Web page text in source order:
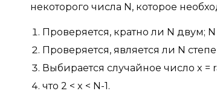
некоторого числа N, которое
Проверяется, кратно ли N двум; N
Проверяется, является ли N
Выбирается случайное число x =
что 2 < x < N-1.